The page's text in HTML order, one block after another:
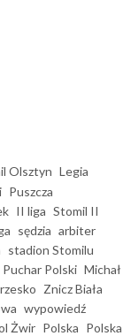
Olsztyn Legia
Puszcza
II liga Stomil II
sędzia arbiter
stadion Stomilu
Puchar Polski Michał
Znicz Biała
wypowiedź
Żwir Polska Polska